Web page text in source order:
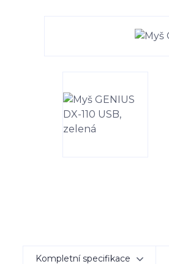
Kompletní specifikace